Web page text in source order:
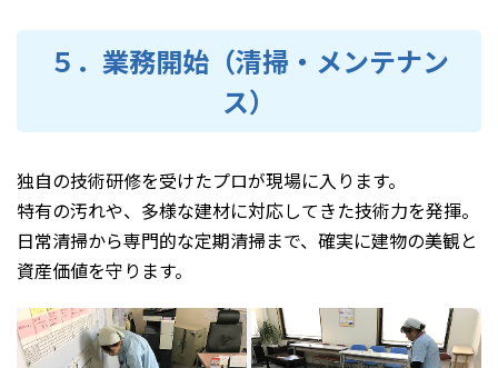
５．業務開始（清掃・メンテナン
ス）
独自の技術研修を受けたプロが現場に入ります。
特有の汚れや、多様な建材に対応してきた技術力を発揮。
日常清掃から専門的な定期清掃まで、確実に建物の美観と
資産価値を守ります。